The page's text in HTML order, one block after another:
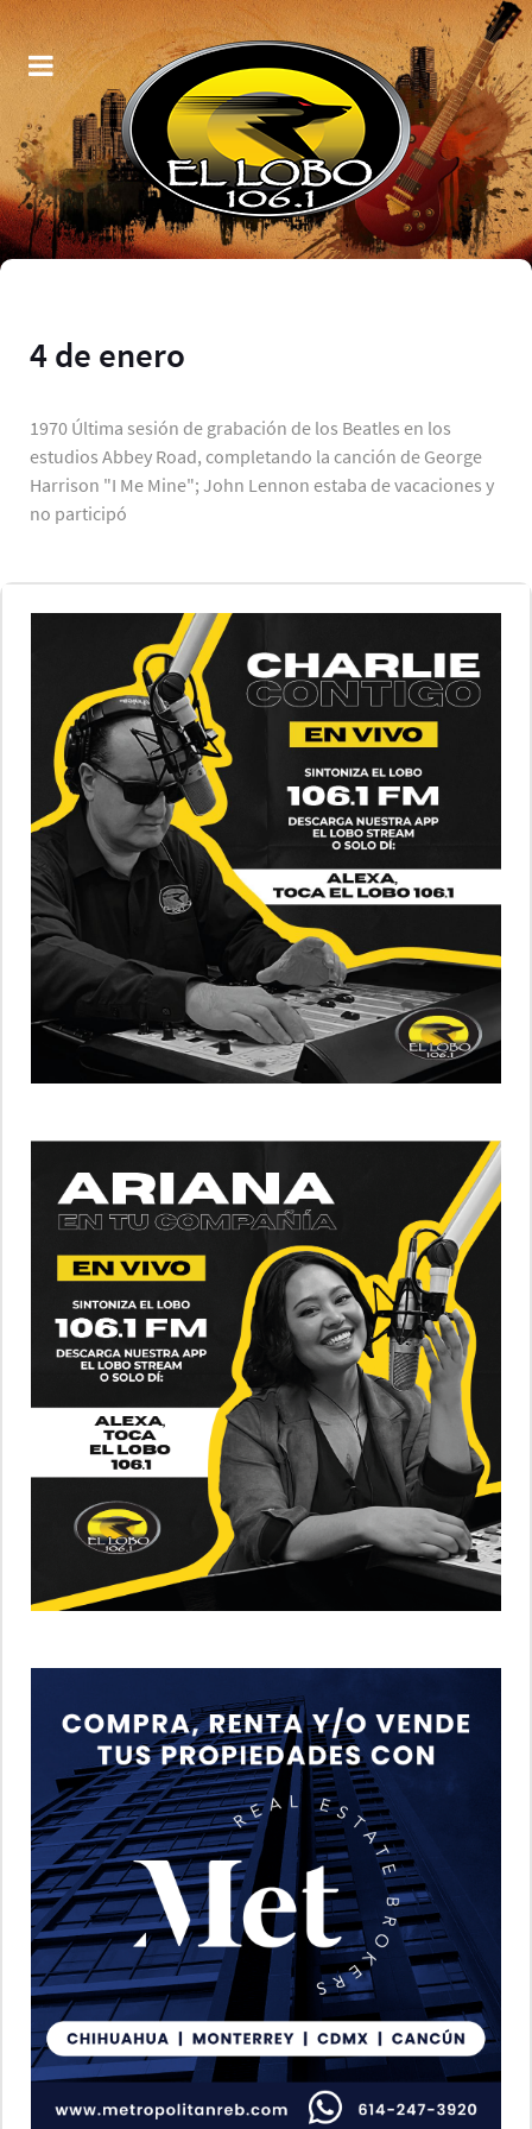
4 de enero
1970 Última sesión de grabación de los Beatles en los
estudios Abbey Road, completando la canción de George
Harrison "I Me Mine"; John Lennon estaba de vacaciones y
no participó